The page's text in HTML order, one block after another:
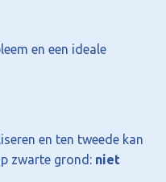
en een ideale
en ten tweede kan
zwarte grond: niet